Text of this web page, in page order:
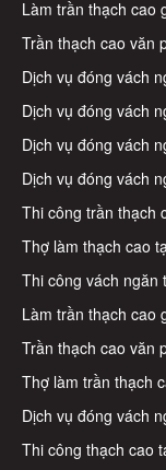
Làm trần thạch cao
Trần thạch cao văn
Dịch vụ đóng vách
Dịch vụ đóng vách
Dịch vụ đóng vách
Dịch vụ đóng vách
Thi công trần thạch
Thợ làm thạch cao
Thi công vách ngăn
Làm trần thạch cao
Trần thạch cao văn
Thợ làm trần thạch
Dịch vụ đóng vách
Thi công thạch cao